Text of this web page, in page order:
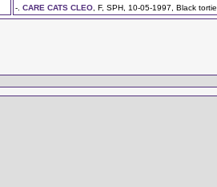
-.CARE CATS CLEO , F, SPH, 10-05-1997, Black tortie